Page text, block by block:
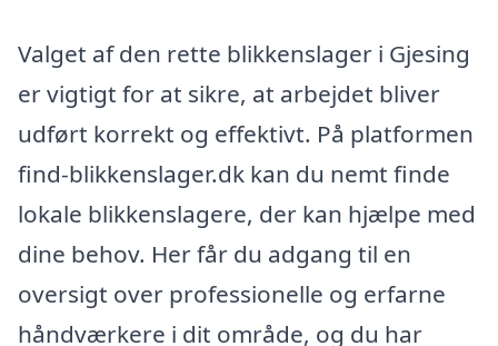
Valget af den rette blikkenslager i Gjesing
er vigtigt for at sikre, at arbejdet bliver
udført korrekt og effektivt. På platformen
find-blikkenslager.dk kan du nemt finde
lokale blikkenslagere, der kan hjælpe med
dine behov. Her får du adgang til en
oversigt over professionelle og erfarne
håndværkere i dit område, og du har